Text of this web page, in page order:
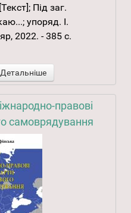
Під заг.
упоряд. І.
2022. - 385 с.
Детальніше
правові
самоврядування